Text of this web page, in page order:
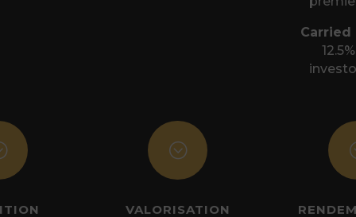
Carried
;
VALORISATION